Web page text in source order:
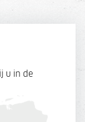
u in de